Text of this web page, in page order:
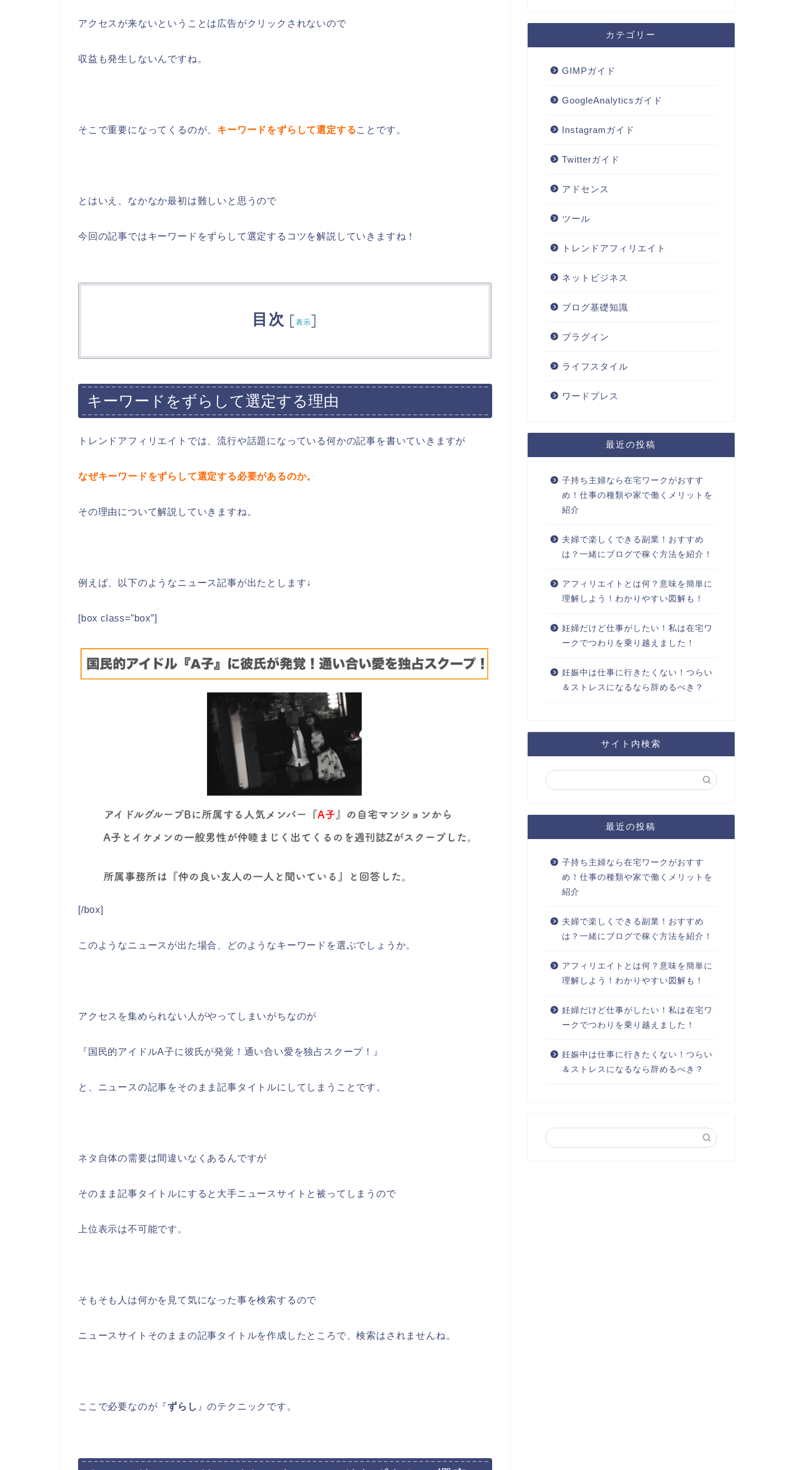
アクセスが来ないということは広告がクリックされないので
収益も発生しないんですね。
そこで重要になってくるのが、 キーワードをずらして選定することです。
とはいえ、なかなか最初は難しいと思うので
今回の記事ではキーワードをずらして選定するコツを解説していきますね！
目次 [表示]
キーワードをずらして選定する理由
トレンドアフィリエイトでは、流行や話題になっている何かの記事を書いていきますが
なぜキーワードをずらして選定する必要があるのか。
その理由について解説していきますね。
例えば、以下のようなニュース記事が出たとします↓
[box class=”box”]
[/box]
このようなニュースが出た場合、どのようなキーワードを選ぶでしょうか。
アクセスを集められない人がやってしまいがちなのが
『国民的アイドルA子に彼氏が発覚！通い合い愛を独占スクープ！』
と、ニュースの記事をそのまま記事タイトルにしてしまうことです。
ネタ自体の需要は間違いなくあるんですが
そのまま記事タイトルにすると大手ニュースサイトと被ってしまうので
上位表示は不可能です。
そもそも人は何かを見て気になった事を検索するので
ニュースサイトそのままの記事タイトルを作成したところで、検索はされませんね。
ここで必要なのが『ずらし 』のテクニックです。
カテゴリー
GIMPガイド
GoogleAnalyticsガイド
Instagramガイド
Twitterガイド
アドセンス
ツール
トレンドアフィリエイト
ネットビジネス
ブログ基礎知識
プラグイン
ライフスタイル
ワードプレス
最近の投稿
子持ち主婦なら在宅ワークがおすす
め！仕事の種類や家で働くメリットを
紹介
夫婦で楽しくできる副業！おすすめ
は？一緒にブログで稼ぐ方法を紹介！
アフィリエイトとは何？意味を簡単に
理解しよう！わかりやすい図解も！
妊婦だけど仕事がしたい！私は在宅ワ
ークでつわりを乗り越えました！
妊娠中は仕事に行きたくない！つらい
＆ストレスになるなら辞めるべき？
サイト内検索
最近の投稿
子持ち主婦なら在宅ワークがおすす
め！仕事の種類や家で働くメリットを
紹介
夫婦で楽しくできる副業！おすすめ
は？一緒にブログで稼ぐ方法を紹介！
アフィリエイトとは何？意味を簡単に
理解しよう！わかりやすい図解も！
妊婦だけど仕事がしたい！私は在宅ワ
ークでつわりを乗り越えました！
妊娠中は仕事に行きたくない！つらい
＆ストレスになるなら辞めるべき？